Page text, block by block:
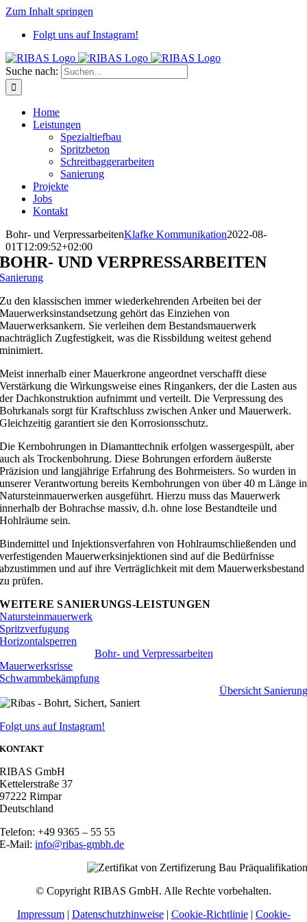
Zum Inhalt springen
Folgt uns auf Instagram!
Suche nach:
Home
Leistungen
Spezialtiefbau
Spritzbeton
Schreitbaggerarbeiten
Sanierung
Projekte
Jobs
Kontakt
Bohr- und VerpressarbeitenKlafke Kommunikation2022-08-
01T12:09:52+02:00
BOHR- UND VERPRESSARBEITEN
Sanierung
Zu den klassischen immer wiederkehrenden Arbeiten bei der
Mauerwerksinstandsetzung gehört das Einziehen von
Mauerwerksankern. Sie verleihen dem Bestandsmauerwerk
nachträglich Zugfestigkeit, was die Rissbildung weitest gehend
minimiert.
Meist innerhalb einer Mauerkrone angeordnet verschafft diese
Verstärkung die Wirkungsweise eines Ringankers, der die Lasten aus
der Dachkonstruktion aufnimmt und verteilt. Die Verpressung des
Bohrkanals sorgt für Kraftschluss zwischen Anker und Mauerwerk.
Gleichzeitig garantiert sie den Korrosionsschutz.
Die Kernbohrungen in Diamanttechnik erfolgen wassergespült, aber
auch als Trockenbohrung. Diese Bohrungen erfordern äußerste
Präzision und langjährige Erfahrung des Bohrmeisters. So wurden in
unserer Verantwortung bereits Kernbohrungen von über 40 m Länge in
Natursteinmauerwerken ausgeführt. Hierzu muss das Mauerwerk
innerhalb der Bohrachse massiv, d.h. ohne lose Bestandteile und
Hohlräume sein.
Bindemittel und Injektionsverfahren von Hohlraumschließenden und
verfestigenden Mauerwerksinjektionen sind auf die Bedürfnisse
abzustimmen und auf ihre Verträglichkeit mit dem Mauerwerksbestand
zu prüfen.
WEITERE SANIERUNGS-LEISTUNGEN
Natursteinmauerwerk
Spritzverfugung
Horizontalsperren
Bohr- und Verpressarbeiten
Mauerwerksrisse
Schwammbekämpfung
Übersicht Sanierung
Folgt uns auf Instagram!
KONTAKT
RIBAS GmbH
Kettelerstraße 37
97222 Rimpar
Deutschland
Telefon: +49 9365 – 55 55
E-Mail:info@ribas-gmbh.de
© Copyright RIBAS GmbH. Alle Rechte vorbehalten.
Impressum| Datenschutzhinweise| Cookie-Richtlinie| Cookie-